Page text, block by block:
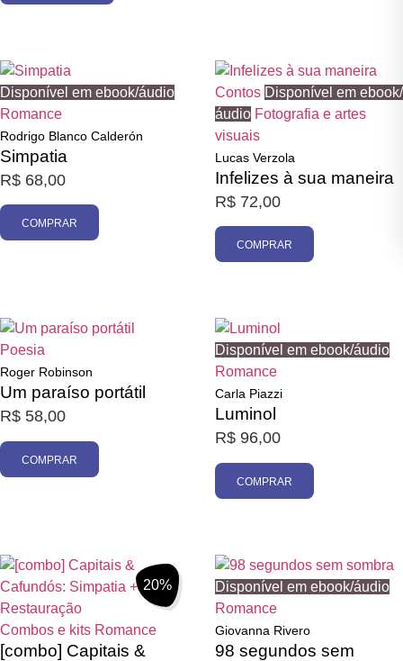
Disponível em ebook/áudio
Romance
Rodrigo Blanco Calderón
Simpatia
R$ 68,00
COMPRAR
Contos Disponível em ebook/
áudio Fotografia e artes
visuais
Lucas Verzola
Infelizes à sua maneira
R$ 72,00
COMPRAR
Poesia
Roger Robinson
Um paraíso portátil
R$ 58,00
COMPRAR
Disponível em ebook/áudio
Romance
Carla Piazzi
Luminol
R$ 96,00
COMPRAR
20%
Combos e kits Romance
[combo] Capitais &
Disponível em ebook/áudio
Romance
Giovanna Rivero
98 segundos sem